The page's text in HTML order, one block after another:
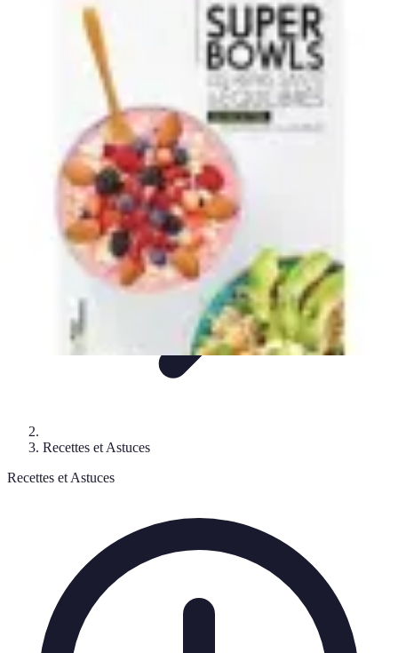
Paleo Cuisine
Nutrition Paléo Nutrition Santé et NutritionNutrition et Santé
Paleo Cuisine
Recettes et Astuces
Recettes et Astuces